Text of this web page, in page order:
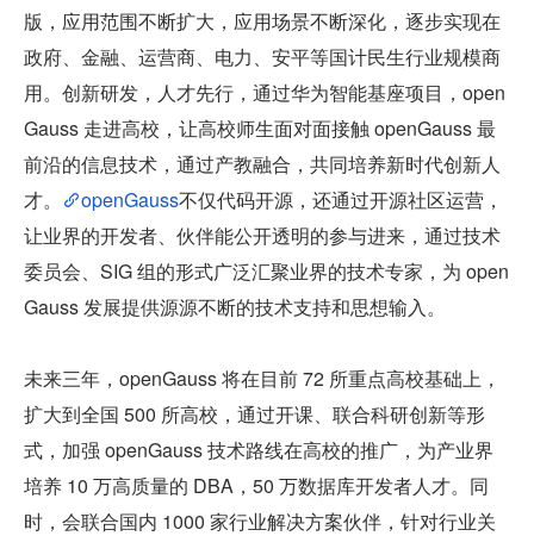
版，应用范围不断扩大，应用场景不断深化，逐步实现在
政府、金融、运营商、电力、安平等国计民生行业规模商
用。创新研发，人才先行，通过华为智能基座项目，open
Gauss 走进高校，让高校师生面对面接触 openGauss 最
前沿的信息技术，通过产教融合，共同培养新时代创新人
才。
openGauss不仅代码开源，还通过开源社区运营，
让业界的开发者、伙伴能公开透明的参与进来，通过技术
委员会、SIG 组的形式广泛汇聚业界的技术专家，为 open
Gauss 发展提供源源不断的技术支持和思想输入。
未来三年，openGauss 将在目前 72 所重点高校基础上，
扩大到全国 500 所高校，通过开课、联合科研创新等形
式，加强 openGauss 技术路线在高校的推广，为产业界
培养 10 万高质量的 DBA，50 万数据库开发者人才。同
时，会联合国内 1000 家行业解决方案伙伴，针对行业关